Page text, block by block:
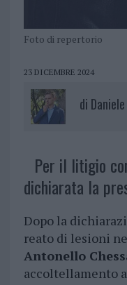
Foto di repertorio
23 DICEMBRE 2024
di
Per il litigio
dichiarata la
Dopo la
reato di lesioni
Antonello
accoltellamento